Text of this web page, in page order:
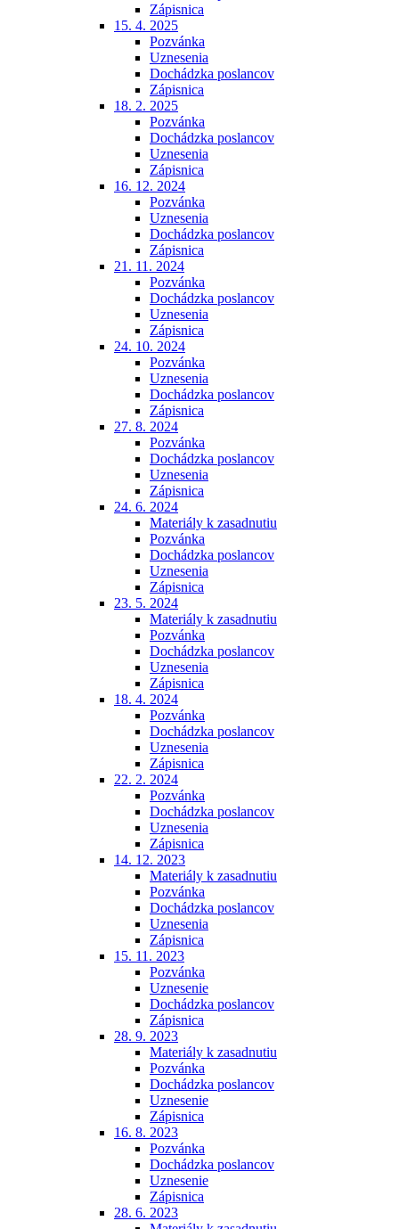
Zápisnica
15. 4. 2025
Pozvánka
Uznesenia
Dochádzka poslancov
Zápisnica
18. 2. 2025
Pozvánka
Dochádzka poslancov
Uznesenia
Zápisnica
16. 12. 2024
Pozvánka
Uznesenia
Dochádzka poslancov
Zápisnica
21. 11. 2024
Pozvánka
Dochádzka poslancov
Uznesenia
Zápisnica
24. 10. 2024
Pozvánka
Uznesenia
Dochádzka poslancov
Zápisnica
27. 8. 2024
Pozvánka
Dochádzka poslancov
Uznesenia
Zápisnica
24. 6. 2024
Materiály k zasadnutiu
Pozvánka
Dochádzka poslancov
Uznesenia
Zápisnica
23. 5. 2024
Materiály k zasadnutiu
Pozvánka
Dochádzka poslancov
Uznesenia
Zápisnica
18. 4. 2024
Pozvánka
Dochádzka poslancov
Uznesenia
Zápisnica
22. 2. 2024
Pozvánka
Dochádzka poslancov
Uznesenia
Zápisnica
14. 12. 2023
Materiály k zasadnutiu
Pozvánka
Dochádzka poslancov
Uznesenia
Zápisnica
15. 11. 2023
Pozvánka
Uznesenie
Dochádzka poslancov
Zápisnica
28. 9. 2023
Materiály k zasadnutiu
Pozvánka
Dochádzka poslancov
Uznesenie
Zápisnica
16. 8. 2023
Pozvánka
Dochádzka poslancov
Uznesenie
Zápisnica
28. 6. 2023